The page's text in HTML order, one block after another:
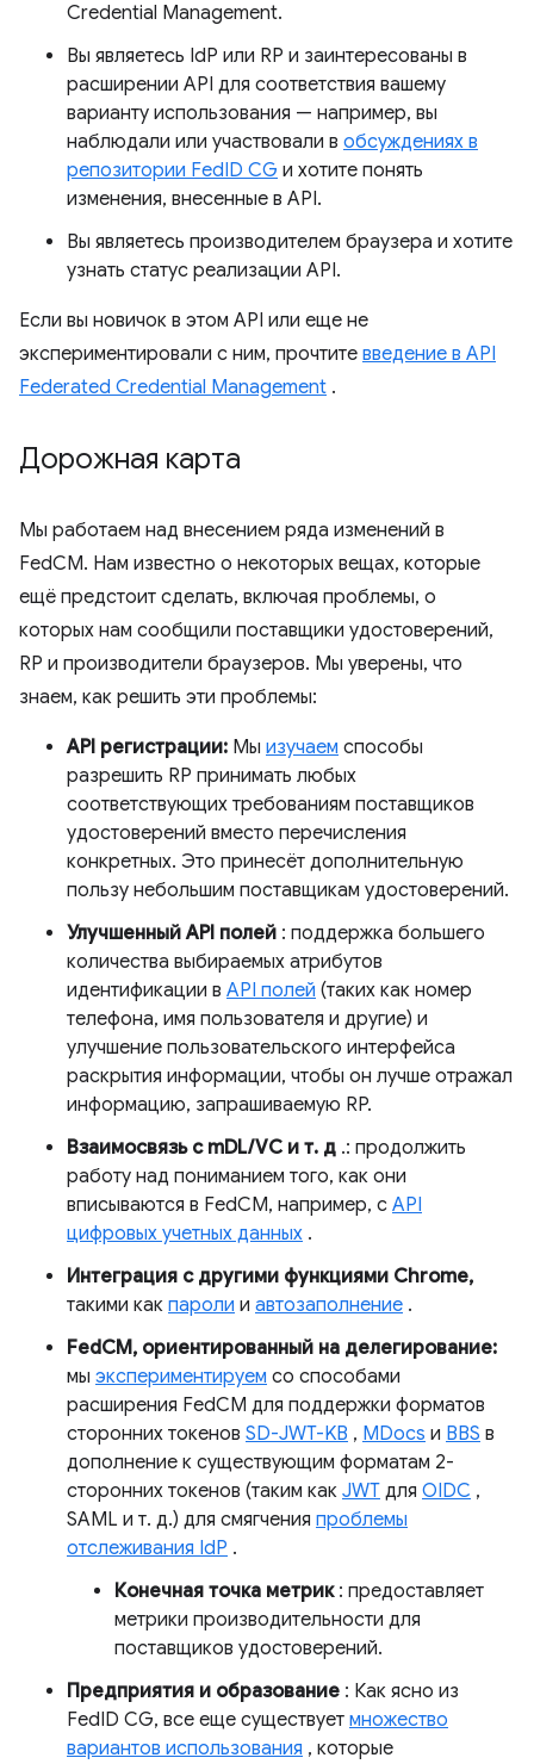
Credential Management.
Вы являетесь IdP или RP и заинтересованы в
расширении API для соответствия вашему
варианту использования — например, вы
наблюдали или участвовали в обсуждениях в
репозитории FedID CG и хотите понять
изменения, внесенные в API.
Вы являетесь производителем браузера и хотите
узнать статус реализации API.
Если вы новичок в этом API или еще не
экспериментировали с ним, прочтите введение в API
Federated Credential Management .
Дорожная карта
Мы работаем над внесением ряда изменений в
FedCM. Нам известно о некоторых вещах, которые
ещё предстоит сделать, включая проблемы, о
которых нам сообщили поставщики удостоверений,
RP и производители браузеров. Мы уверены, что
знаем, как решить эти проблемы:
API регистрации: Мы изучаем способы
разрешить RP принимать любых
соответствующих требованиям поставщиков
удостоверений вместо перечисления
конкретных. Это принесёт дополнительную
пользу небольшим поставщикам удостоверений.
Улучшенный API полей : поддержка большего
количества выбираемых атрибутов
идентификации в API полей (таких как номер
телефона, имя пользователя и другие) и
улучшение пользовательского интерфейса
раскрытия информации, чтобы он лучше отражал
информацию, запрашиваемую RP.
Взаимосвязь с mDL/VC и т. д .: продолжить
работу над пониманием того, как они
вписываются в FedCM, например, с API
цифровых учетных данных .
Интеграция с другими функциями Chrome,
такими как пароли и автозаполнение .
FedCM, ориентированный на делегирование:
мы экспериментируем со способами
расширения FedCM для поддержки форматов
сторонних токенов SD-JWT-KB , MDocs и BBS в
дополнение к существующим форматам 2-
сторонних токенов (таким как JWT для OIDC ,
SAML и т. д.) для смягчения проблемы
отслеживания IdP .
Конечная точка метрик: предоставляет
метрики производительности для
поставщиков удостоверений.
Предприятия и образование : Как ясно из
FedID CG, все еще существует множество
вариантов использования , которые